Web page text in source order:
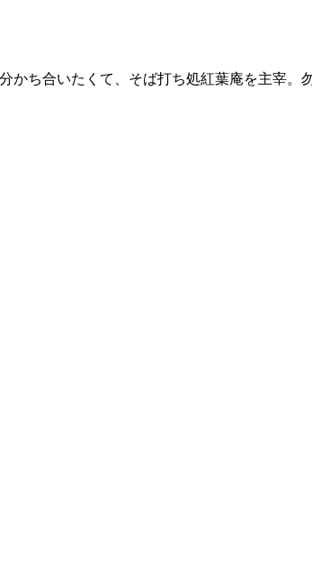
ち合いたくて、そば打ち処紅葉庵を主宰。